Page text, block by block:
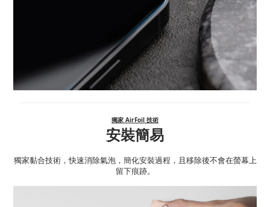
獨家 AirFoil 技術
安裝簡易
獨家黏合技術，快速消除氣泡，簡化安裝過程，且移除後不會在螢幕上
留下痕跡。